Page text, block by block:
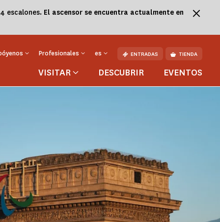
escalones. El ascensor se encuentra actualmente en
Profesionales es ENTRADAS TIENDA
VISITAR DESCUBRIR EVENTOS